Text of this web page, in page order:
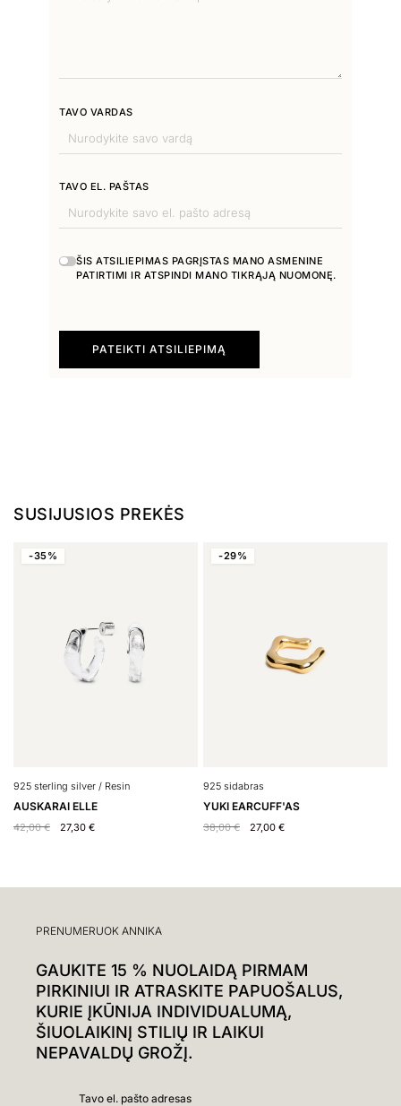
TAVO VARDAS
TAVO EL. PAŠTAS
ŠIS ATSILIEPIMAS PAGRĮSTAS MANO ASMENINE
PATIRTIMI IR ATSPINDI MANO TIKRĄJĄ NUOMONĘ.
PATEIKTI ATSILIEPIMĄ
SUSIJUSIOS PREKĖS
-35%
925 sterling silver / Resin
AUSKARAI ELLE
42,00€ 27,30 €
-29%
925 sidabras
YUKI EARCUFF'AS
38,00€ 27,00 €
PRENUMERUOK ANNIKA
GAUKITE 15 % NUOLAIDĄ PIRMAM
PIRKINIUI IR ATRASKITE PAPUOŠALUS,
KURIE ĮKŪNIJA INDIVIDUALUMĄ,
ŠIUOLAIKINĮ STILIŲ IR LAIKUI
NEPAVALDŲ GROŽĮ.